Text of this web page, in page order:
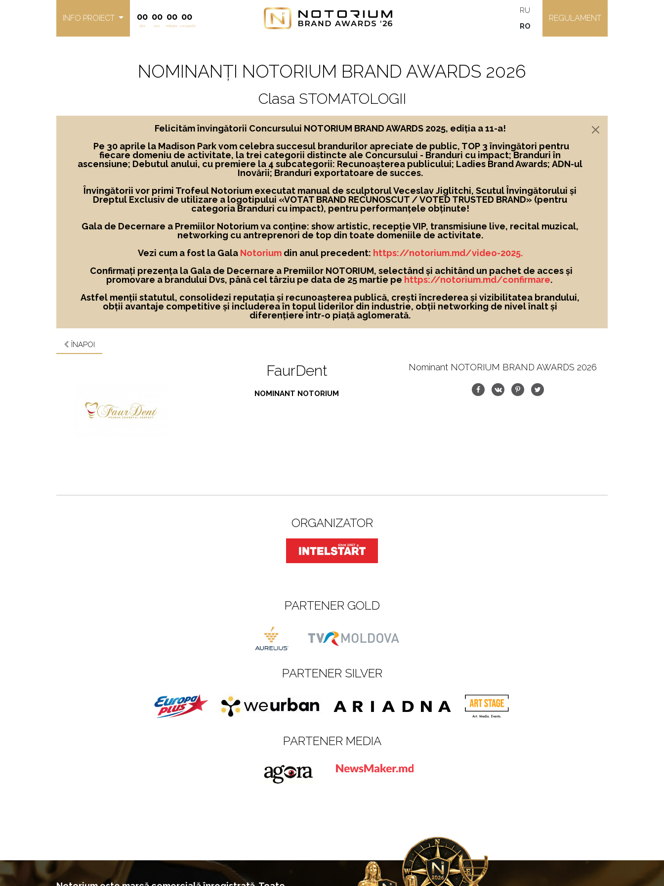
INFO PROIECT 00
zile
00
ore
00
minute
00
secunde
RU
RO
REGULAMENT
NOMINANȚI NOTORIUM BRAND AWARDS 2026
Clasa STOMATOLOGII
Felicităm învingătorii Concursului NOTORIUM BRAND AWARDS 2025, ediția a 11-a!
Pe 30 aprile la Madison Park vom celebra succesul brandurilor apreciate de public, TOP 3 învingători pentru
fiecare domeniu de activitate, la trei categorii distincte ale Concursului - Branduri cu impact; Branduri în
ascensiune; Debutul anului, cu premiere la 4 subcategorii: Recunoașterea publicului; Ladies Brand Awards; ADN-ul
Inovării; Branduri exportatoare de succes.
Învingătorii vor primi Trofeul Notorium executat manual de sculptorul Veceslav Jiglitchi, Scutul Învingătorului și
Dreptul Exclusiv de utilizare a logotipului «VOTAT BRAND RECUNOSCUT / VOTED TRUSTED BRAND» (pentru
categoria Branduri cu impact), pentru performanțele obținute!
Gala de Decernare a Premiilor Notorium va conține: show artistic, recepție VIP, transmisiune live, recital muzical,
networking cu antreprenori de top din toate domeniile de activitate.
Vezi cum a fost la Gala Notoriumdin anul precedent: https://notorium.md/video-2025.
Confirmați prezența la Gala de Decernare a Premiilor NOTORIUM, selectând și achitând un pachet de acces și
promovare a brandului Dvs, până cel târziu pe data de 25 martie pe https://notorium.md/confirmare.
Astfel menții statutul, consolidezi reputația și recunoașterea publică, crești încrederea și vizibilitatea brandului,
obții avantaje competitive și includerea în topul liderilor din industrie, obții networking de nivel înalt și
diferențiere într-o piață aglomerată.
ÎNAPOI
FaurDent
NOMINANT NOTORIUM
Nominant NOTORIUM BRAND AWARDS 2026
ORGANIZATOR
PARTENER GOLD
PARTENER SILVER
PARTENER MEDIA